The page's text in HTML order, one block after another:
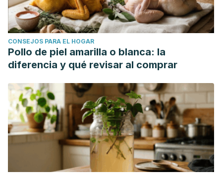
CONSEJOS PARA EL HOGAR
Pollo de piel amarilla o blanca: la
diferencia y qué revisar al comprar